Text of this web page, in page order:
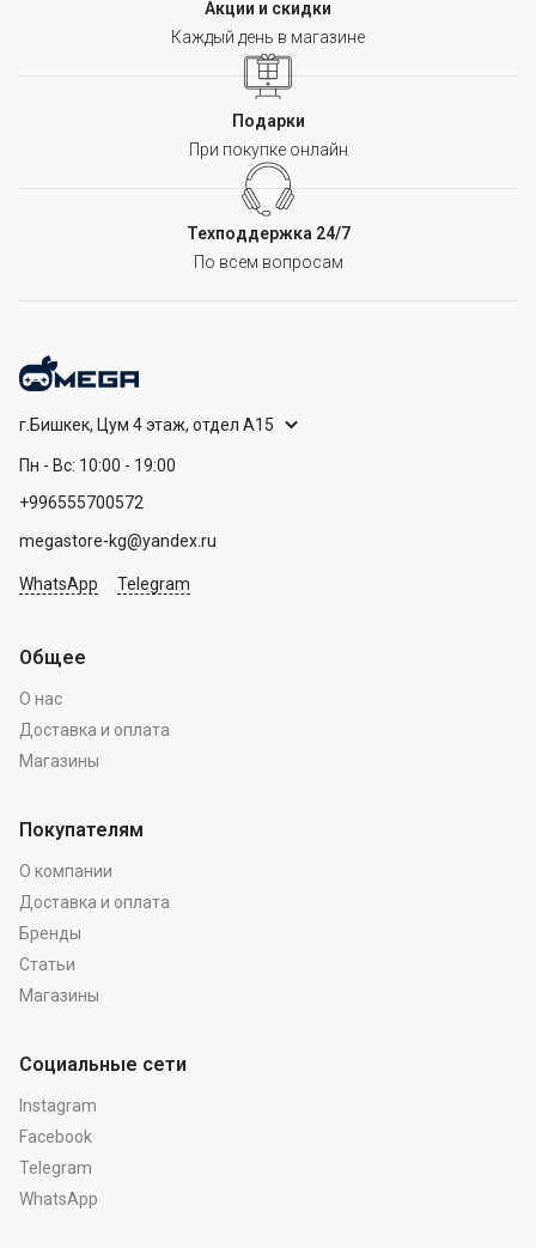
Акции и скидки
Каждый день в магазине
Подарки
При покупке онлайн
Техподдержка 24/7
По всем вопросам
г.Бишкек, Цум 4 этаж, отдел А15
Пн - Вс: 10:00 - 19:00
+996555700572
megastore-kg@yandex.ru
WhatsApp Telegram
Общее
О нас
Доставка и оплата
Магазины
Покупателям
О компании
Доставка и оплата
Бренды
Статьи
Магазины
Социальные сети
Instagram
Facebook
Telegram
WhatsApp